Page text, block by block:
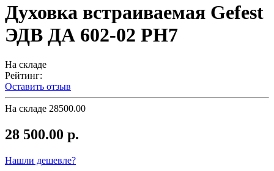
Духовка встраиваемая Gefest
ЭДВ ДА 602-02 PН7
На складе
Рейтинг:
Оставить отзыв
На складе 28500.00
28 500.00 р.
Нашли дешевле?